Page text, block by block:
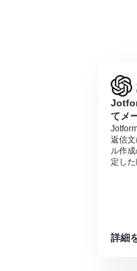
ト
プ
分
ョ
パ
る
てメ
返信
ル作
定した
詳細